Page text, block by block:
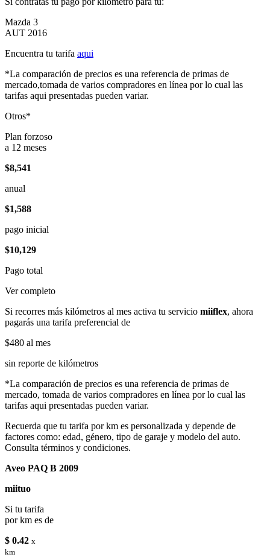
Mazda 3
AUT 2016
Encuentra tu tarifa aqui
*La comparación de precios es una referencia de primas de
mercado,tomada de varios compradores en línea por lo cual las
tarifas aqui presentadas pueden variar.
Otros*
Plan forzoso
a 12 meses
$8,541
anual
$1,588
pago inicial
$10,129
Pago total
Ver completo
Si recorres más kilómetros al mes activa tu servicio miiflex, ahora
pagarás una tarifa preferencial de
$480 al mes
sin reporte de kilómetros
*La comparación de precios es una referencia de primas de
mercado, tomada de varios compradores en línea por lo cual las
tarifas aqui presentadas pueden variar.
Recuerda que tu tarifa por km es personalizada y depende de
factores como: edad, género, tipo de garaje y modelo del auto.
Consulta términos y condiciones.
Aveo PAQ B 2009
miituo
Si tu tarifa
por km es de
$ 0.42 x
km